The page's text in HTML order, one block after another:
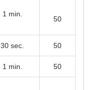
1 min.
50
30 sec. 50
1 min. 50